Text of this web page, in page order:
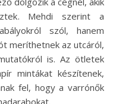
Mehdi szerint a
szól, hanem
meríthetnek az utcáról,
is. Az ötletek
mintákat készítenek,
fel, hogy a varrónők